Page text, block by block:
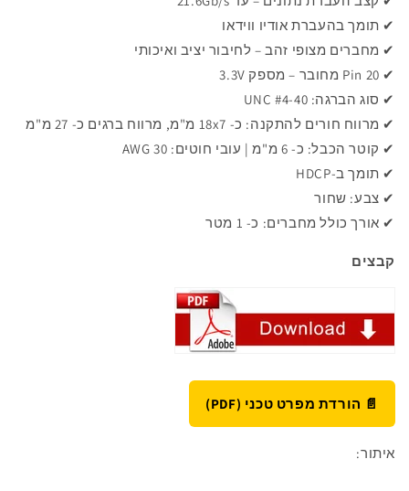
✔ תומך בהעברת אודיו ווידאו
✔ מחברים מצופי זהב – לחיבור יציב ואיכותי
✔ Pin 20 מחובר – מספק 3.3V
✔ סוג הברגה: #4-40 UNC
✔ מרווח חורים להתקנה: כ- 18x7 מ"מ, מרווח ברגים כ- 27 מ"מ
✔ קוטר הכבל: כ- 6 מ"מ | עובי חוטים: 30 AWG
✔ תומך ב-HDCP
✔ צבע: שחור
✔ אורך כולל מחברים: כ- 1 מטר
קבצים
📄 הורדת מפרט טכני (PDF)
איתור: